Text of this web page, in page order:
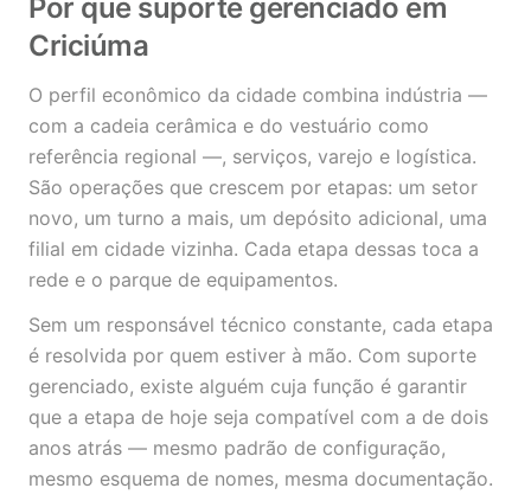
Por que suporte gerenciado em
Criciúma
O perfil econômico da cidade combina indústria —
com a cadeia cerâmica e do vestuário como
referência regional —, serviços, varejo e logística.
São operações que crescem por etapas: um setor
novo, um turno a mais, um depósito adicional, uma
filial em cidade vizinha. Cada etapa dessas toca a
rede e o parque de equipamentos.
Sem um responsável técnico constante, cada etapa
é resolvida por quem estiver à mão. Com suporte
gerenciado, existe alguém cuja função é garantir
que a etapa de hoje seja compatível com a de dois
anos atrás — mesmo padrão de configuração,
mesmo esquema de nomes, mesma documentação.